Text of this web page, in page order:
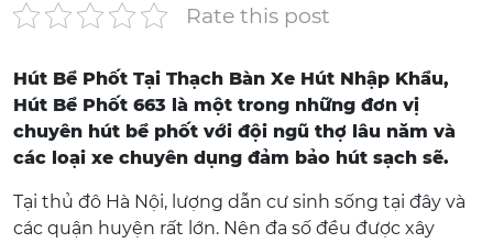
Rate this post
Hút Bể Phốt Tại Thạch Bàn Xe Hút Nhập Khẩu,
Hút Bể Phốt 663 là một trong những đơn vị
chuyên hút bể phốt với đội ngũ thợ lâu năm và
các loại xe chuyên dụng đảm bảo hút sạch sẽ.
Tại thủ đô Hà Nội, lượng dẫn cư sinh sống tại đây và
các quận huyện rất lớn. Nên đa số đều được xây